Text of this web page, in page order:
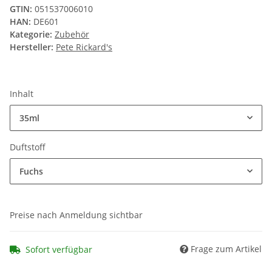
GTIN: 051537006010
HAN: DE601
Kategorie: Zubehör
Hersteller: Pete Rickard's
Inhalt
35ml
Duftstoff
Fuchs
Preise nach Anmeldung sichtbar
Sofort verfügbar Frage zum Artikel